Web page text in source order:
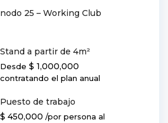
nodo 25 – Working Club
Stand a partir de 4m²
Desde $ 1,000,000
contratando el plan anual
Puesto de trabajo
$ 450,000 /por persona al